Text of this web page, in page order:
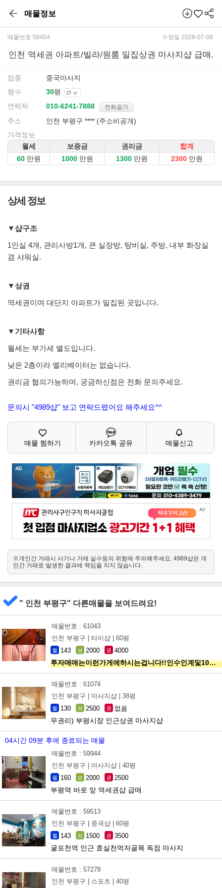
매물정보
매물번호 58404 수정일 2026-07-08
인천 역세권 아파트/빌라/원룸 밀집상권 마사지샵 급매.
업종
중국마사지
평수
평 ㎡
연락처 전화걸기
주소
인천 부평구 **** (주소비공개)
가격정보
월세
보증금 권리금
합계
만원
만원 만원 만원
상세 정보
▼샵구조
1인실 4개, 관리사방1개, 큰 실장방, 탕비실, 주방, 내부 화장실
겸 샤워실.
▼상권
역세권이며 대단지 아파트가 밀집된 곳입니다.
▼기타사항
월세는 부가세 별도입니다.
낮은 2층이라 엘리베이터는 없습니다.
권리금 협의가능하며, 궁금하신점은 전화 문의주세요.
문의시 "4989샵" 보고 연락드렸어요 해주세요^^
매물 찜하기 카카오톡 공유 매물신고
※개인간 거래시 사기나 거래 실수등의 위험에 주의해주세요. 4989샵은 개
인간 거래로 발생한 결과에 책임을 지지 않습니다.
" 인천 부평구" 다른매물을 보여드려요!
매물번호 : 61043
인천 부평구 |
타이샵 | 60평
월 143 보 2000 권 4000
투자매매는이런가게에하시는겁니다!!인수인계및10년노하우 모두승계
매물번호 : 61074
인천 부평구 |
마사지샵 | 38평
월 130 보 2500 권 없음
무권리) 부평시장 인근상권 마사지샵
04시간 09분 후에 종료되는 매물
매물번호 : 59944
인천 부평구 |
마사지샵 | 40평
월 160 보 2000 권 2500
부평역 바로 앞 역세권샵 급매.
매물번호 : 59513
인천 부평구 |
중국샵 | 60평
월 143 보 1500 권 3500
굴포천역 인근 효실천먹자골목 독점 마사지
매물번호 : 57278
인천 부평구 |
스포츠 | 40평